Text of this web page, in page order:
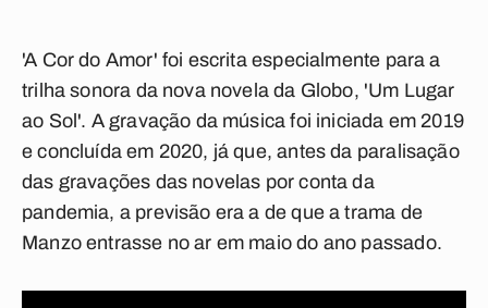
'A Cor do Amor' foi escrita especialmente para a
trilha sonora da nova novela da Globo, 'Um Lugar
ao Sol'. A gravação da música foi iniciada em 2019
e concluída em 2020, já que, antes da paralisação
das gravações das novelas por conta da
pandemia, a previsão era a de que a trama de
Manzo entrasse no ar em maio do ano passado.